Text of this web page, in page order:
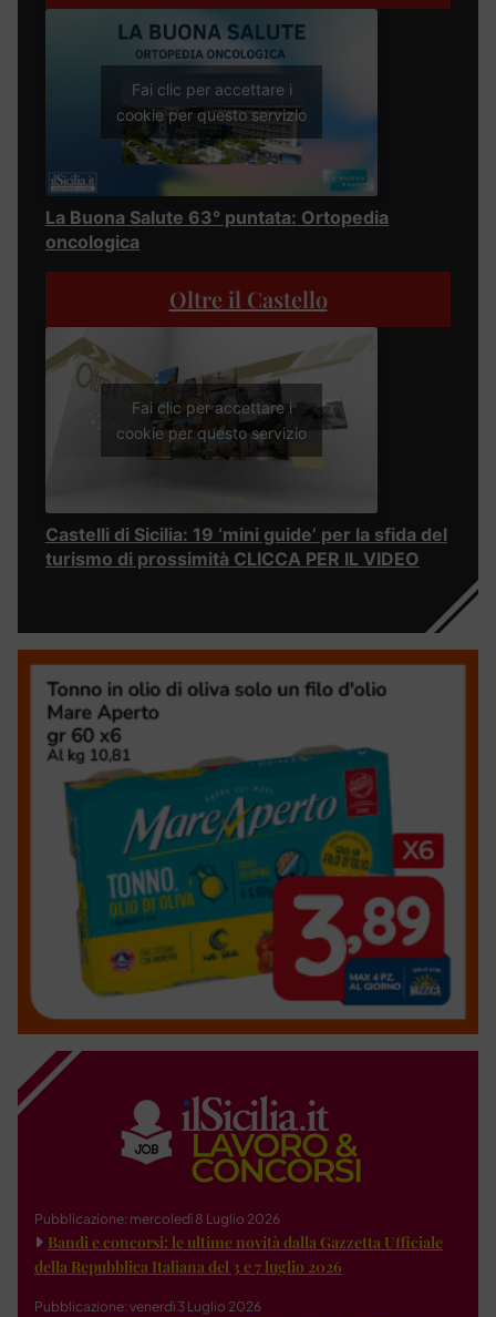
Fai clic per accettare i
cookie per questo servizio
La Buona Salute 63° puntata: Ortopedia
oncologica
Oltre il Castello
Fai clic per accettare i
cookie per questo servizio
Castelli di Sicilia: 19 ‘mini guide’ per la sfida del
turismo di prossimità CLICCA PER IL VIDEO
Pubblicazione: mercoledì 8 Luglio 2026
Bandi e concorsi: le ultime novità dalla Gazzetta Ufficiale
della Repubblica Italiana del 3 e 7 luglio 2026
Pubblicazione: venerdì 3 Luglio 2026